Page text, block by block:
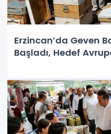
Erzincan’da Geven
Başladı, Hedef